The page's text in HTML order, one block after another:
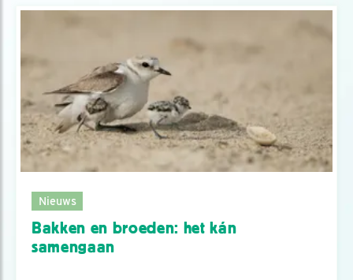
Nieuws
Bakken en broeden: het kán
samengaan